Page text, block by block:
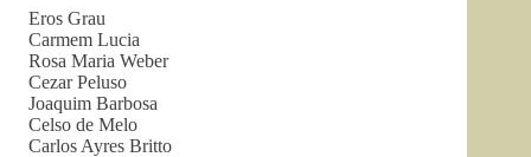
Eros Grau
Carmem Lucia
Rosa Maria Weber
Cezar Peluso
Joaquim Barbosa
Celso de Melo
Carlos Ayres Britto